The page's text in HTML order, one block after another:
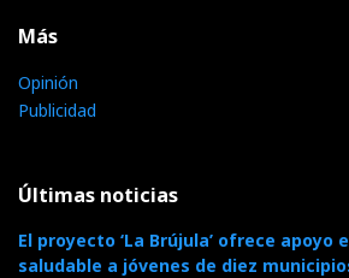
Más
Opinión
Publicidad
Últimas noticias
El proyecto ‘La Brújula’ ofrece apoyo
saludable a jóvenes de diez